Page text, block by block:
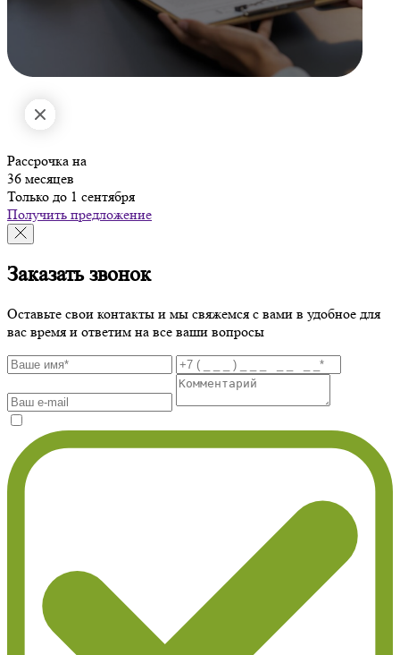
Рассрочка на
36 месяцев
Только до 1 сентября
Получить предложение
Заказать звонок
Оставьте свои контакты и мы свяжемся с вами в удобное для
вас время и ответим на все ваши вопросы